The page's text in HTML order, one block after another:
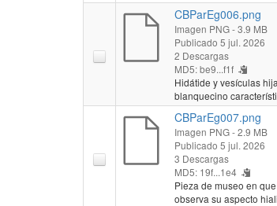
CBParEg006.png
Imagen PNG- 3.9 MB
Publicado 5 jul. 2026
2 Descargas
MD5: be9...f1f
Hidátide y vesículas
blanquecino
CBParEg007.png
Imagen PNG- 2.9 MB
Publicado 5 jul. 2026
3 Descargas
MD5: 19f...1e4
Pieza de museo en
observa su aspecto